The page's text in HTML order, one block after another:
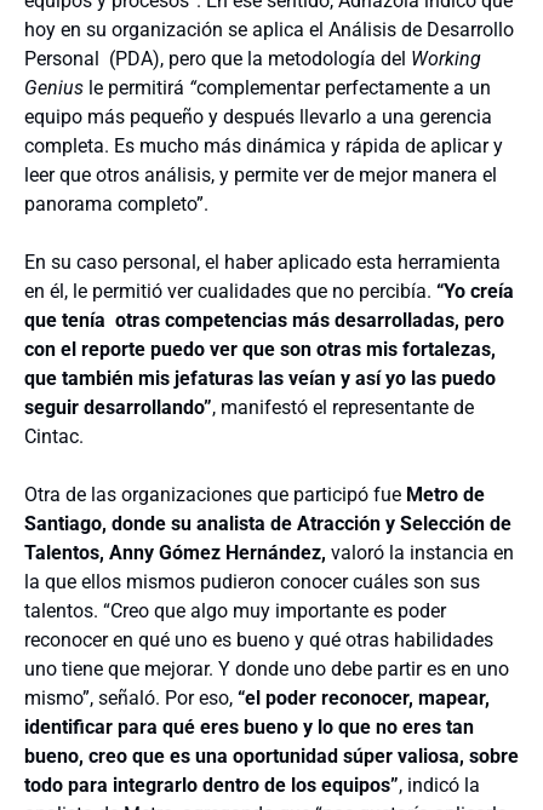
hoy en su organización se aplica el Análisis de Desarrollo
Personal (PDA), pero que la metodología del Working
Genius le permitirá “complementar perfectamente a un
equipo más pequeño y después llevarlo a una gerencia
completa. Es mucho más dinámica y rápida de aplicar y
leer que otros análisis, y permite ver de mejor manera el
panorama completo”.
En su caso personal, el haber aplicado esta herramienta
en él, le permitió ver cualidades que no percibía. “Yo creía
que tenía otras competencias más desarrolladas, pero
con el reporte puedo ver que son otras mis fortalezas,
que también mis jefaturas las veían y así yo las puedo
seguir desarrollando”, manifestó el representante de
Cintac.
Otra de las organizaciones que participó fue Metro de
Santiago, donde su analista de Atracción y Selección de
Talentos, Anny Gómez Hernández, valoró la instancia en
la que ellos mismos pudieron conocer cuáles son sus
talentos. “Creo que algo muy importante es poder
reconocer en qué uno es bueno y qué otras habilidades
uno tiene que mejorar. Y donde uno debe partir es en uno
mismo”, señaló. Por eso, “el poder reconocer, mapear,
identificar para qué eres bueno y lo que no eres tan
bueno, creo que es una oportunidad súper valiosa, sobre
todo para integrarlo dentro de los equipos”, indicó la